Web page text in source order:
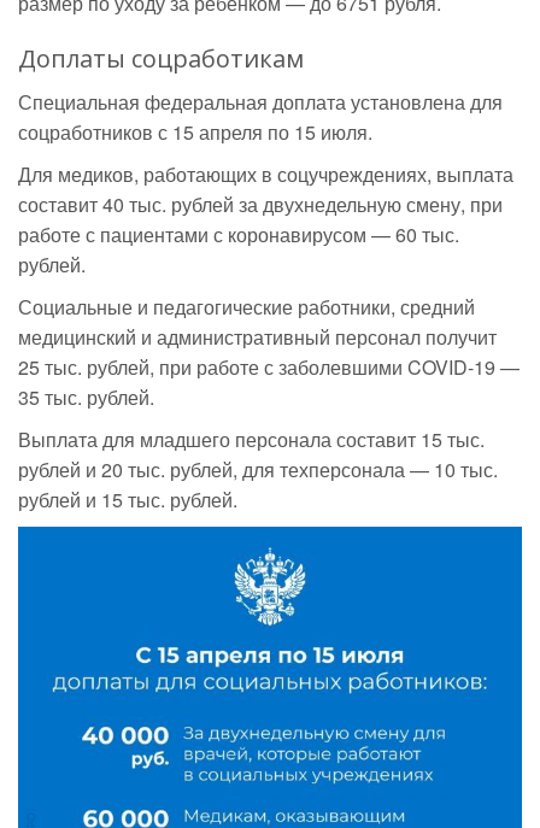
Доплаты соцработикам
Специальная федеральная доплата установлена для
соцработников с 15 апреля по 15 июля.
Для медиков, работающих в соцучреждениях, выплата
составит 40 тыс. рублей за двухнедельную смену, при
работе с пациентами с коронавирусом — 60 тыс.
рублей.
Социальные и педагогические работники, средний
медицинский и административный персонал получит
25 тыс. рублей, при работе с заболевшими COVID-19 —
35 тыс. рублей.
Выплата для младшего персонала составит 15 тыс.
рублей и 20 тыс. рублей, для техперсонала — 10 тыс.
рублей и 15 тыс. рублей.